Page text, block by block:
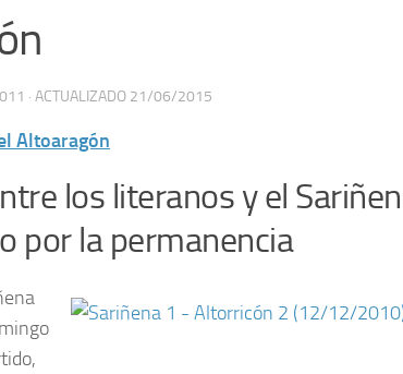
· ACTUALIZADO 21/06/2015
Altoaragón
los literanos y el
por la permanencia